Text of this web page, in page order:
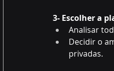
3- Escolher a
Analisar
Decidir o
privadas.